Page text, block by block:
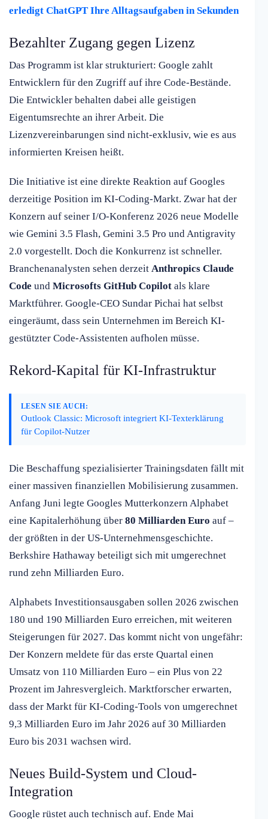
erledigt ChatGPT Ihre Alltagsaufgaben in Sekunden
Bezahlter Zugang gegen Lizenz
Das Programm ist klar strukturiert: Google zahlt
Entwicklern für den Zugriff auf ihre Code-Bestände.
Die Entwickler behalten dabei alle geistigen
Eigentumsrechte an ihrer Arbeit. Die
Lizenzvereinbarungen sind nicht-exklusiv, wie es aus
informierten Kreisen heißt.
Die Initiative ist eine direkte Reaktion auf Googles
derzeitige Position im KI-Coding-Markt. Zwar hat der
Konzern auf seiner I/O-Konferenz 2026 neue Modelle
wie Gemini 3.5 Flash, Gemini 3.5 Pro und Antigravity
2.0 vorgestellt. Doch die Konkurrenz ist schneller.
Branchenanalysten sehen derzeit Anthropics Claude
Code und Microsofts GitHub Copilot als klare
Marktführer. Google-CEO Sundar Pichai hat selbst
eingeräumt, dass sein Unternehmen im Bereich KI-
gestützter Code-Assistenten aufholen müsse.
Rekord-Kapital für KI-Infrastruktur
LESEN SIE AUCH:
Outlook Classic: Microsoft integriert KI-Texterklärung
für Copilot-Nutzer
Die Beschaffung spezialisierter Trainingsdaten fällt mit
einer massiven finanziellen Mobilisierung zusammen.
Anfang Juni legte Googles Mutterkonzern Alphabet
eine Kapitalerhöhung über 80 Milliarden Euro auf –
der größten in der US-Unternehmensgeschichte.
Berkshire Hathaway beteiligt sich mit umgerechnet
rund zehn Milliarden Euro.
Alphabets Investitionsausgaben sollen 2026 zwischen
180 und 190 Milliarden Euro erreichen, mit weiteren
Steigerungen für 2027. Das kommt nicht von ungefähr:
Der Konzern meldete für das erste Quartal einen
Umsatz von 110 Milliarden Euro – ein Plus von 22
Prozent im Jahresvergleich. Marktforscher erwarten,
dass der Markt für KI-Coding-Tools von umgerechnet
9,3 Milliarden Euro im Jahr 2026 auf 30 Milliarden
Euro bis 2031 wachsen wird.
Neues Build-System und Cloud-
Integration
Google rüstet auch technisch auf. Ende Mai